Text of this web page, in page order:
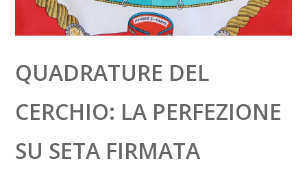
QUADRATURE DEL
CERCHIO: LA PERFEZIONE
SU SETA FIRMATA